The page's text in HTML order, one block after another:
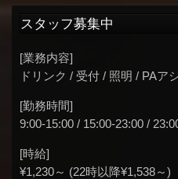
スタッフ募集中
[業務内容]
ドリンク / 受付 / 照明 / PAア
[勤務時間]
9:00-15:00 / 15:00-23:00 /
[時給]
¥1,230～ (22時以降¥1,538～)